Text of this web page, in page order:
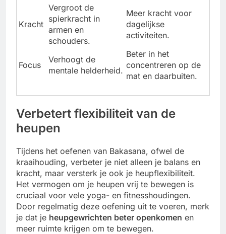
Kracht
Vergroot de
spierkracht in
armen en
schouders.
Meer kracht voor
dagelijkse
activiteiten.
Focus
Verhoogt de
mentale helderheid.
Beter in het
concentreren op de
mat en daarbuiten.
Verbetert flexibiliteit van de
heupen
Tijdens het oefenen van Bakasana, ofwel de
kraaihouding, verbeter je niet alleen je balans en
kracht, maar versterk je ook je heupflexibiliteit.
Het vermogen om je heupen vrij te bewegen is
cruciaal voor vele yoga- en fitnesshoudingen.
Door regelmatig deze oefening uit te voeren, merk
je dat je heupgewrichten beter openkomen en
meer ruimte krijgen om te bewegen.